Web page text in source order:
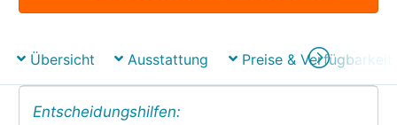
Übersicht Ausstattung Preise & Verfügbarkeit
Entscheidungshilfen: